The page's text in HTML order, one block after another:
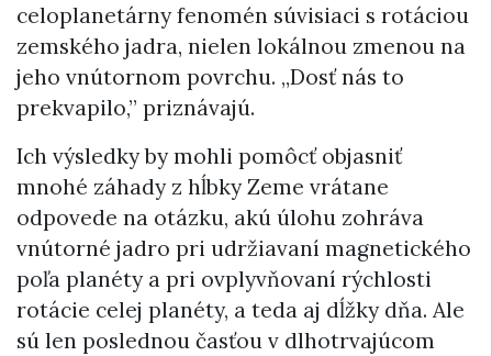
celoplanetárny fenomén súvisiaci s rotáciou
zemského jadra, nielen lokálnou zmenou na
jeho vnútornom povrchu. „Dosť nás to
prekvapilo,” priznávajú.
Ich výsledky by mohli pomôcť objasniť
mnohé záhady z hĺbky Zeme vrátane
odpovede na otázku, akú úlohu zohráva
vnútorné jadro pri udržiavaní magnetického
poľa planéty a pri ovplyvňovaní rýchlosti
rotácie celej planéty, a teda aj dĺžky dňa. Ale
sú len poslednou časťou v dlhotrvajúcom